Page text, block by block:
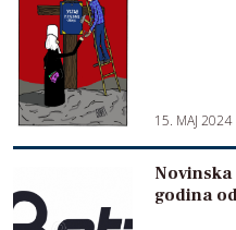
15. MAJ 2024
Novinska
godina